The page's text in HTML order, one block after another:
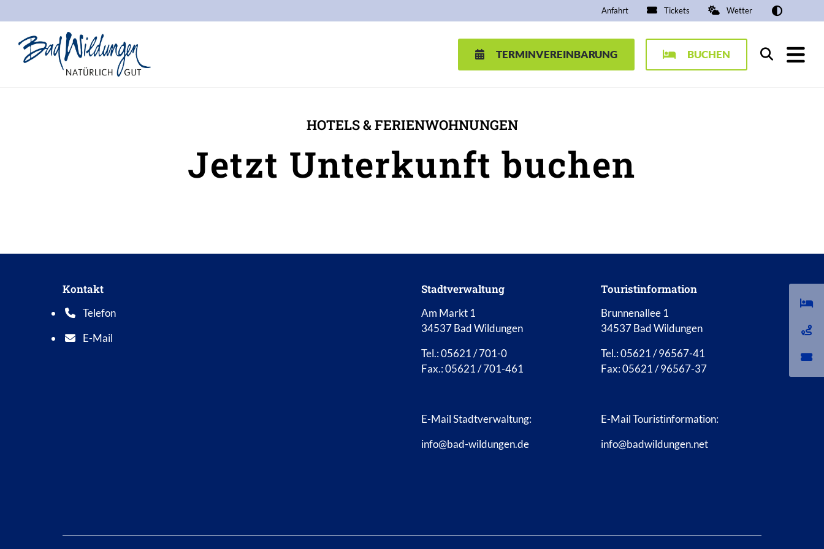
Anfahrt Tickets Wetter
TERMINVEREINBARUNG BUCHEN Suchen
HOTELS & FERIENWOHNUNGEN
Jetzt Unterkunft buchen
Kontakt
Telefon
Telefonnummer: 0 5 6 2 1 7 0 1 0
E-Mail
E-Mail Adresse: info@bad-wildungen.de
Stadtverwaltung
Am Markt 1
34537 Bad Wildungen
Tel.: 05621 / 701-0
Fax.: 05621 / 701-461
E-Mail Stadtverwaltung:
info@bad-wildungen.de
Touristinformation
Brunnenallee 1
34537 Bad Wildungen
Tel.: 05621 / 96567-41
Fax: 05621 / 96567-37
E-Mail Touristinformation:
info@badwildungen.net